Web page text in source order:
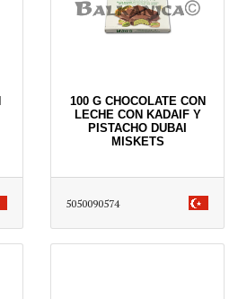
100 G CHOCOLATE CON
LECHE CON KADAIF Y
PISTACHO DUBAI
MISKETS
5050090574